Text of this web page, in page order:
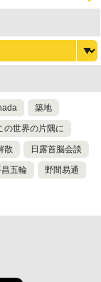
築地
の世界の片隅に
散 日露首脳会談
五輪 野間易通